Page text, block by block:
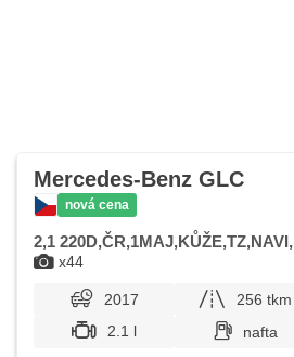
x44
Mercedes-Benz GLC
nová cena
2,1 220D,ČR,1MAJ,KŮŽE,TZ,NAVI,
2017 256 tkm
2.1 l
nafta